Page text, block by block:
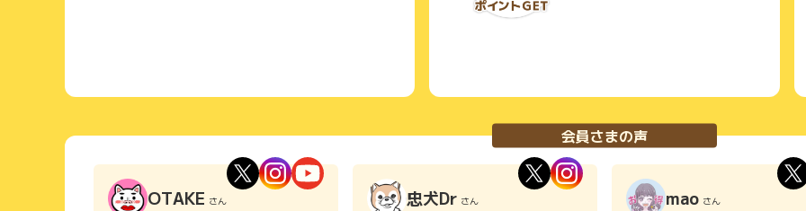
会員さまの声
OTAKE さん 忠犬Dr さん mao さん